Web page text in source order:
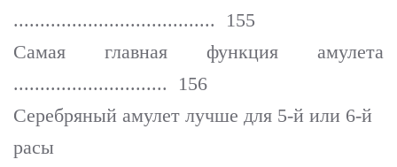
...................................... 155
Самая главная функция амулета
............................. 156
Серебряный амулет лучше для 5-й или 6-й
расы